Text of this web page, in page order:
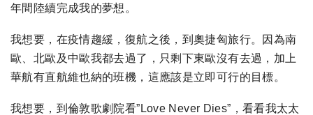
年間陸續完成我的夢想。
我想要，在疫情趨緩，復航之後，到奧捷匈旅行。因為南
歐、北歐及中歐我都去過了，只剩下東歐沒有去過，加上
華航有直航維也納的班機，這應該是立即可行的目標。
我想要，到倫敦歌劇院看”Love Never Dies”，看看我太太